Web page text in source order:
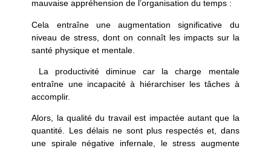
mauvaise appréhension de l’organisation du temps :
Cela entraîne une augmentation significative du
niveau de stress, dont on connaît les impacts sur la
santé physique et mentale.
La productivité diminue car la charge mentale
entraîne une incapacité à hiérarchiser les tâches à
accomplir.
Alors, la qualité du travail est impactée autant que la
quantité. Les délais ne sont plus respectés et, dans
une spirale négative infernale, le stress augmente